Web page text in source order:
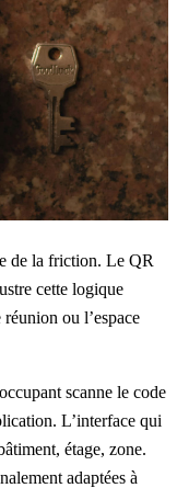
de la friction. Le QR
cette logique
ou l’espace
scanne le code
L’interface qui
étage, zone.
adaptées à